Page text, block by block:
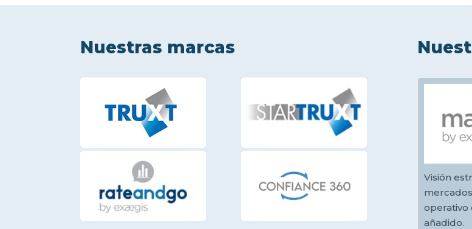
Nuestras marcas
Visión
operativo
añadido.